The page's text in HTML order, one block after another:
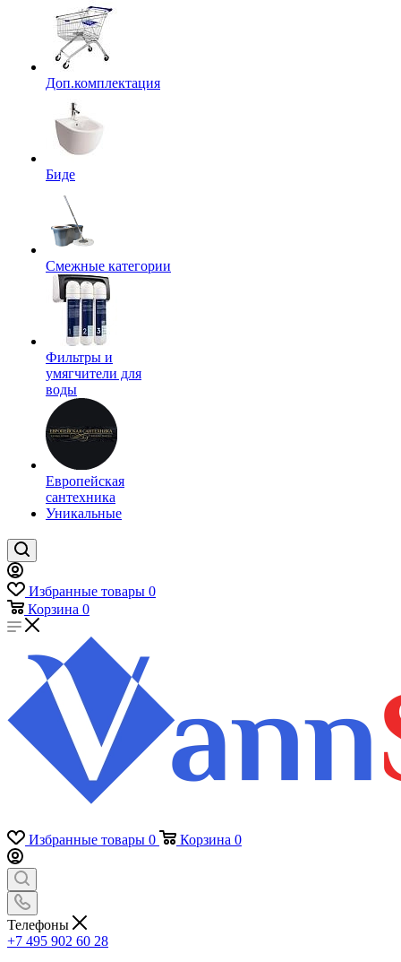
Доп.комплектация
Биде
Смежные категории
Фильтры и
умягчители для
воды
Европейская
сантехника
Уникальные
Избранные товары 0
Корзина 0
Избранные товары 0 Корзина 0
Телефоны
+7 495 902 60 28